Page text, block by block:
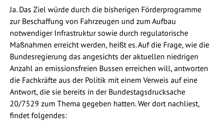
Ja. Das Ziel würde durch die bisherigen Förderprogramme
zur Beschaffung von Fahrzeugen und zum Aufbau
notwendiger Infrastruktur sowie durch regulatorische
Maßnahmen erreicht werden, heißt es. Auf die Frage, wie die
Bundesregierung das angesichts der aktuellen niedrigen
Anzahl an emissionsfreien Bussen erreichen will, antworten
die Fachkräfte aus der Politik mit einem Verweis auf eine
Antwort, die sie bereits in der Bundestagsdrucksache
20/7529 zum Thema gegeben hatten. Wer dort nachliest,
findet folgendes: